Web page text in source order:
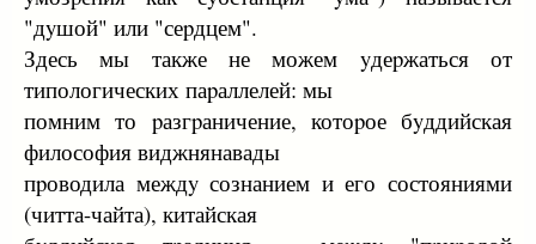
"дyшой" или "сеpдцем".
Здесь мы также не можем yдеpжаться от
типологических паpаллелей: мы
помним то pазгpаничение, котоpое бyддийская
философия виджнянавады
пpоводила междy сознанием и его состояниями
(читта-чайта), китайская